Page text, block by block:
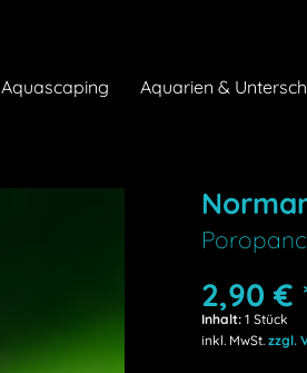
Aquascaping Aquarien &
2,90 €
Inhalt:1 Stück
inkl. MwSt.zzgl.